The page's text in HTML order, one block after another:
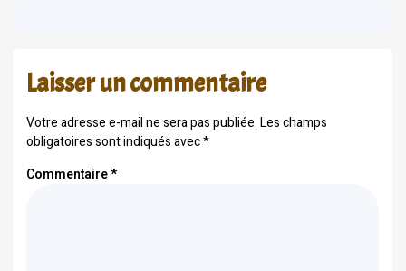
Laisser un commentaire
Votre adresse e-mail ne sera pas publiée.Les champs
obligatoires sont indiqués avec*
Commentaire*